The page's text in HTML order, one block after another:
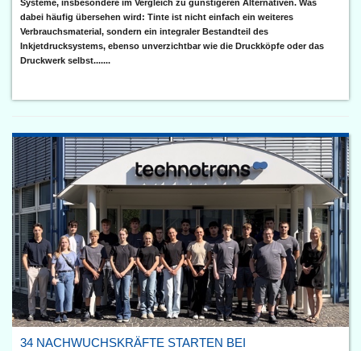
Systeme, insbesondere im Vergleich zu günstigeren Alternativen. Was
dabei häufig übersehen wird: Tinte ist nicht einfach ein weiteres
Verbrauchsmaterial, sondern ein integraler Bestandteil des
Inkjetdrucksystems, ebenso unverzichtbar wie die Druckköpfe oder das
Druckwerk selbst.......
34 NACHWUCHSKRÄFTE STARTEN BEI